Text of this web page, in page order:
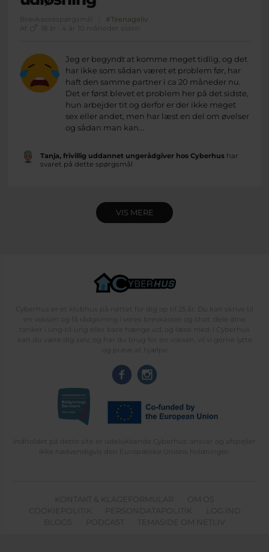
Brevkassespørgsmål
#Teenageliv
Af
18 år · 4 år 10 måneder siden
Jeg er begyndt at komme meget tidlig, og det
har ikke som sådan været et problem før, har
haft den samme partner i ca 20 måneder nu.
Det er først blevet et problem her på det sidste,
hun arbejder tit og derfor er der ikke meget
sex eller andet, men har læst en del om øvelser
og sådan man kan...
Tanja, frivillig uddannet ungerådgiver hos Cyberhushar
svaret på dette spørgsmål
VIS MERE
Cyberhus er et klubhus på nettet for dig op til 25 år. Du kan skrive til
en voksen og få rådgivning i vores brevkasser og chat, dele dine
tanker i ung-til-ung eller bare hænge ud, og læse med. I Cyberhus
kan du være dig selv, og har du brug for en voksen, vil vi gerne lytte
og prøve at hjælpe
Indholdet på dette site er udelukkende Cyberhus' ansvar og afspejler
ikke nødvendigvis den Europæiske Unions holdninger.
KONTAKT & KLAGEFORMULAR
OM OS
COOKIEPOLITIK
PERSONDATAPOLITIK
LOG IND
BLOGS
PODCAST TEMASIDE OM NETLIV